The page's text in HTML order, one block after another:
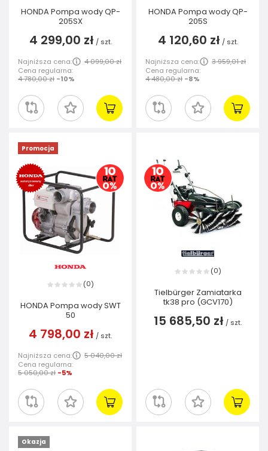
HONDA Pompa wody QP-
205SX
4 299,00 zł / szt.
Najniższa cena:
4 099,00 zł
Cena regularna:
4 780,00 zł -10%
HONDA Pompa wody QP-
205S
4 120,60 zł / szt.
Najniższa cena:
3 959,01 zł
Cena regularna:
4 480,00 zł -8%
Promocja
(0)
HONDA Pompa wody SWT
50
4 798,00 zł / szt.
Najniższa cena:
5 040,00 zł
Cena regularna:
5 050,00 zł -5%
(0)
Tielbürger Zamiatarka
tk38 pro (GCV170)
15 685,50 zł / szt.
Okazja